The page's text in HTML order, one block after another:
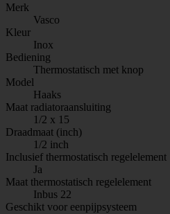
Merk
Vasco
Kleur
Inox
Bediening
Thermostatisch met knop
Model
Haaks
Maat radiatoraansluiting
1/2 x 15
Draadmaat (inch)
1/2 inch
Inclusief thermostatisch regelelement
Ja
Maat thermostatisch regelelement
Inbus 22
Geschikt voor eenpijpsysteem